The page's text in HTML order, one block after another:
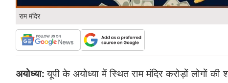
राम मंदिर
अयोध्या:यूपी के अयोध्या में स्थित राम मंदिर करोड़ों लोगों